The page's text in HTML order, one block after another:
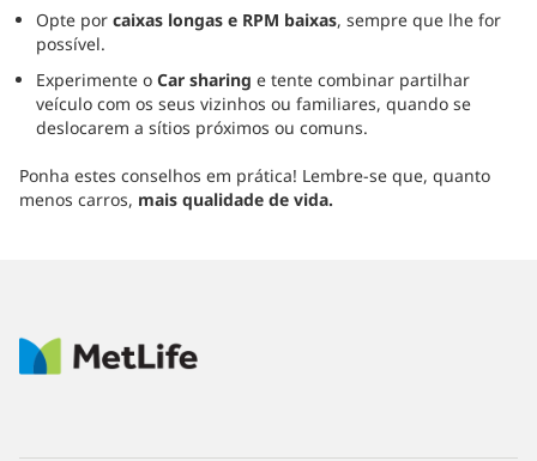
Opte por caixas longas e RPM baixas, sempre que lhe for
possível.
Experimente o Car sharing e tente combinar partilhar
veículo com os seus vizinhos ou familiares, quando se
deslocarem a sítios próximos ou comuns.
Ponha estes conselhos em prática! Lembre-se que, quanto
menos carros, mais qualidade de vida.